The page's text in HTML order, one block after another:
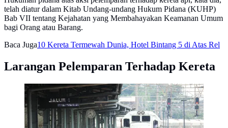
telah diatur dalam Kitab Undang-undang Hukum Pidana (KUHP)
Bab VII tentang Kejahatan yang Membahayakan Keamanan Umum
bagi Orang atau Barang.
Baca Juga10 Kereta Termewah Dunia, Hotel Bintang 5 di Atas Rel
Larangan Pelemparan Terhadap Kereta